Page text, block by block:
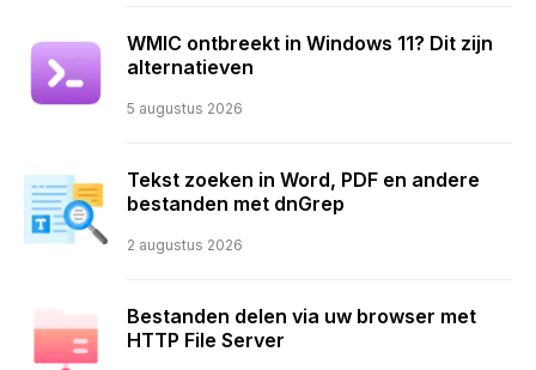
WMIC ontbreekt in Windows 11? Dit zijn
alternatieven
5 augustus 2026
Tekst zoeken in Word, PDF en andere
bestanden met dnGrep
2 augustus 2026
Bestanden delen via uw browser met
HTTP File Server